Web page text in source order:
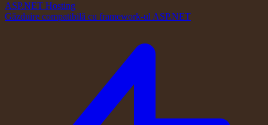
ASP.NET Hosting
Găzduire compatibilă cu framework-ul ASP.NET